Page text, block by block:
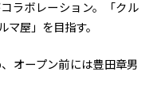
BEV 燃料電池車（FCEV）
ラボレーション。「クル
屋」を目指す。
オープン前には豊田章男